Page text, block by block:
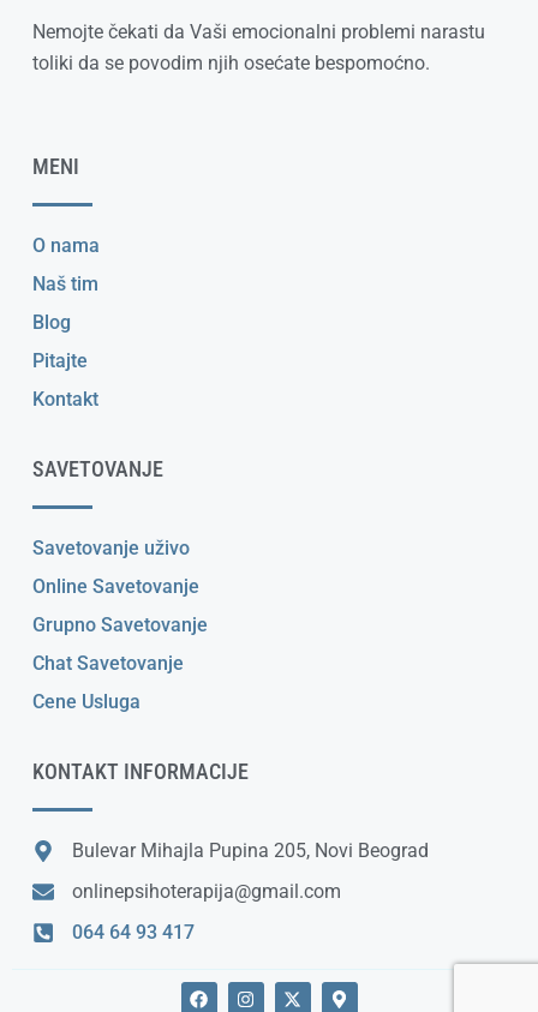
Nemojte čekati da Vaši emocionalni problemi narastu
toliki da se povodim njih osećate bespomoćno.
MENI
O nama
Naš tim
Blog
Pitajte
Kontakt
SAVETOVANJE
Savetovanje uživo
Online Savetovanje
Grupno Savetovanje
Chat Savetovanje
Cene Usluga
KONTAKT INFORMACIJE
Bulevar Mihajla Pupina 205, Novi Beograd
onlinepsihoterapija@gmail.com
064 64 93 417
F
a
I
n
X
-
M
a